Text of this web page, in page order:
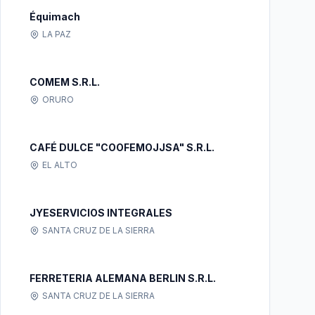
Équimach
LA PAZ
COMEM S.R.L.
ORURO
CAFÉ DULCE "COOFEMOJJSA" S.R.L.
EL ALTO
JYESERVICIOS INTEGRALES
SANTA CRUZ DE LA SIERRA
FERRETERIA ALEMANA BERLIN S.R.L.
SANTA CRUZ DE LA SIERRA